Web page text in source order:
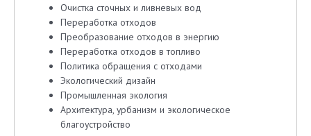
Очистка сточных и ливневых вод
Переработка отходов
Преобразование отходов в энергию
Переработка отходов в топливо
Политика обращения с отходами
Экологический дизайн
Промышленная экология
Архитектура, урбанизм и экологическое
благоустройство